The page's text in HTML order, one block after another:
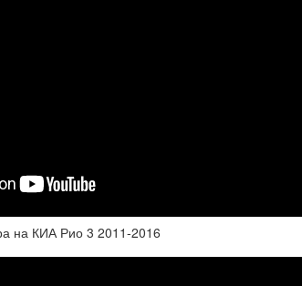
на КИА Рио 3 2011-2016